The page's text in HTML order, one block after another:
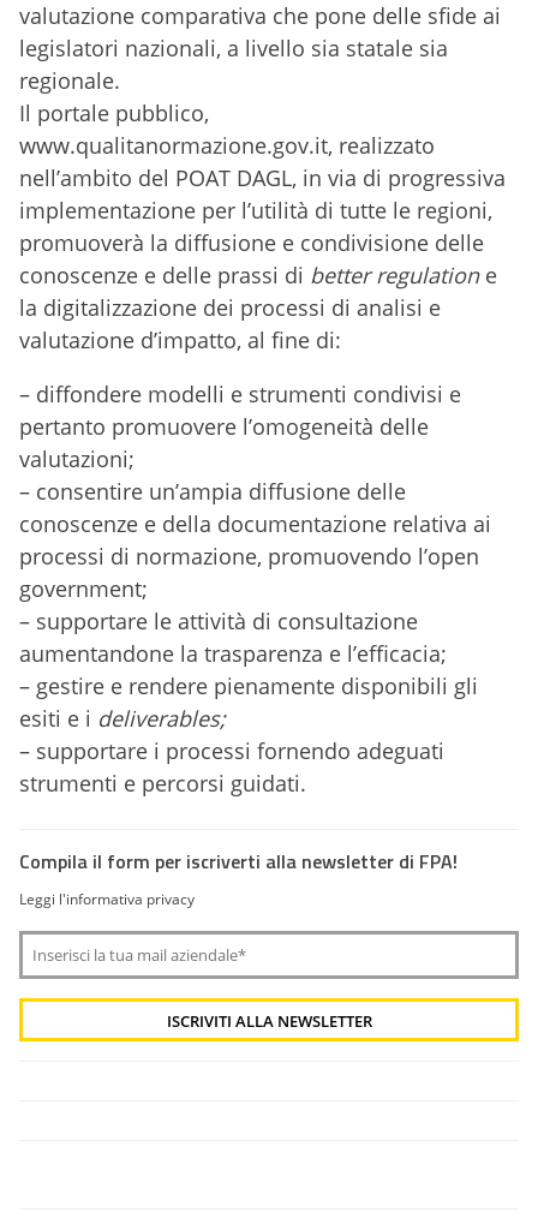
valutazione comparativa che pone delle sfide ai
legislatori nazionali, a livello sia statale sia
regionale.
Il portale pubblico,
www.qualitanormazione.gov.it, realizzato
nell’ambito del POAT DAGL, in via di progressiva
implementazione per l’utilità di tutte le regioni,
promuoverà la diffusione e condivisione delle
conoscenze e delle prassi di better regulatione
la digitalizzazione dei processi di analisi e
valutazione d’impatto, al fine di:
– diffondere modelli e strumenti condivisi e
pertanto promuovere l’omogeneità delle
valutazioni;
– consentire un’ampia diffusione delle
conoscenze e della documentazione relativa ai
processi di normazione, promuovendo l’open
government;
– supportare le attività di consultazione
aumentandone la trasparenza e l’efficacia;
– gestire e rendere pienamente disponibili gli
esiti e i deliverables;
– supportare i processi fornendo adeguati
strumenti e percorsi guidati.
Compila il form per iscriverti alla newsletter di FPA!
Leggi l'informativa privacy